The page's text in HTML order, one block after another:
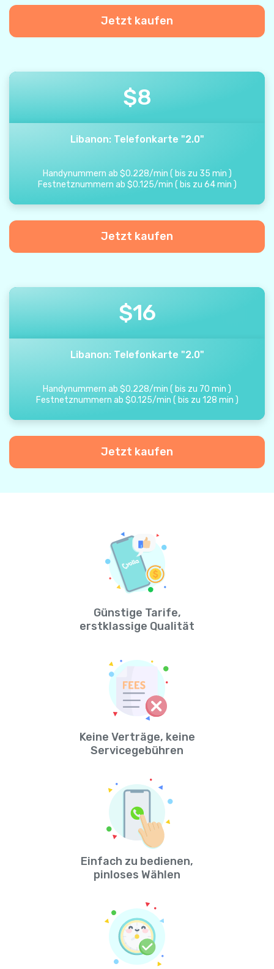
Jetzt kaufen
$8
Libanon: Telefonkarte "2.0"
Handynummern ab $0.228/min ( bis zu 35 min )
Festnetznummern ab $0.125/min ( bis zu 64 min )
Jetzt kaufen
$16
Libanon: Telefonkarte "2.0"
Handynummern ab $0.228/min ( bis zu 70 min )
Festnetznummern ab $0.125/min ( bis zu 128 min )
Jetzt kaufen
Günstige Tarife,
erstklassige Qualität
Keine Verträge, keine
Servicegebühren
Einfach zu bedienen,
pinloses Wählen